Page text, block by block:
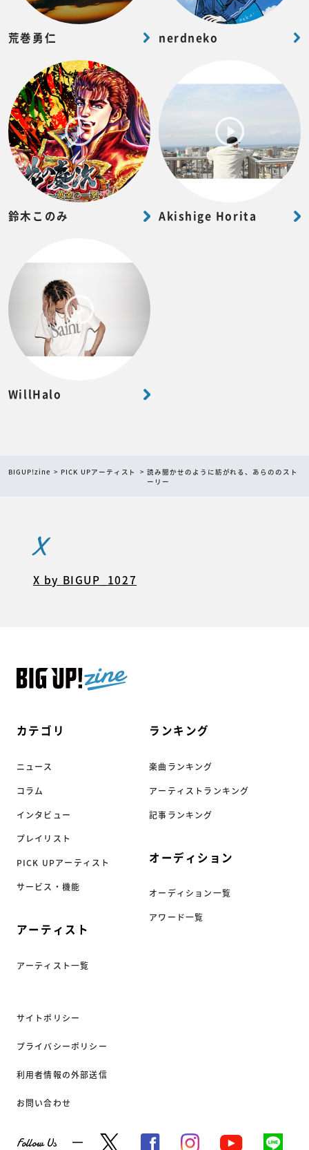
荒巻勇仁 nerdneko
鈴木このみ Akishige Horita
WillHalo
BIGUP!zine PICK UPアーティスト
読み聞かせのように紡がれる、あらののスト
ーリー
カテゴリ
ニュース
コラム
インタビュー
プレイリスト
PICK UPアーティスト
サービス・機能
アーティスト
アーティスト一覧
ランキング
楽曲ランキング
アーティストランキング
記事ランキング
オーディション
オーディション一覧
アワード一覧
サイトポリシー
プライバシーポリシー
利用者情報の外部送信
お問い合わせ
Follow Us
X
X by BIGUP_1027